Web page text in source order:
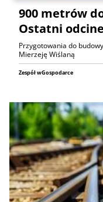
900 metrów
Ostatni
Przygotowania do
Mierzeję Wiślaną
Zespół wGospodarce